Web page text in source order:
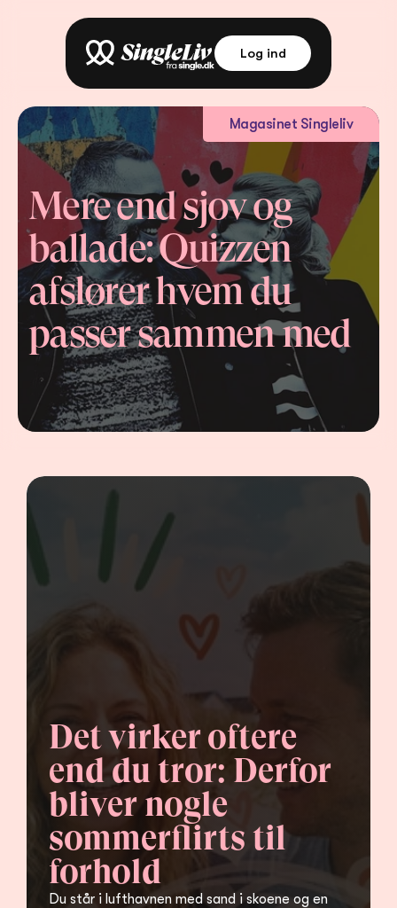
Log ind
Mere end sjov og
ballade: Quizzen
afslører hvem du
passer sammen med
Magasinet Singleliv
Det virker oftere
end du tror: Derfor
bliver nogle
sommerflirts til
forhold
Du står i lufthavnen med sand i skoene og en